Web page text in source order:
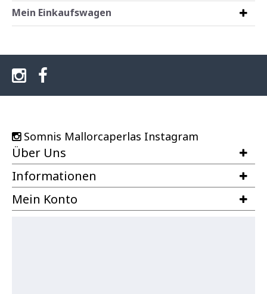
Mein Einkaufswagen
Somnis Mallorcaperlas Instagram
Über Uns
Informationen
Mein Konto